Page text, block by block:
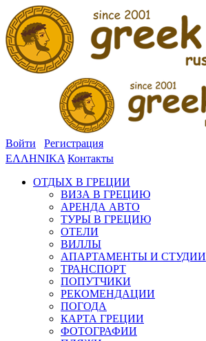
Войти
Регистрация
ΕΛΛΗΝΙΚΑ Контакты
ОТДЫХ В ГРЕЦИИ
ВИЗА В ГРЕЦИЮ
АРЕНДА АВТО
ТУРЫ В ГРЕЦИЮ
ОТЕЛИ
ВИЛЛЫ
АПАРТАМЕНТЫ И СТУДИИ
ТРАНСПОРТ
ПОПУТЧИКИ
РЕКОМЕНДАЦИИ
ПОГОДА
КАРТА ГРЕЦИИ
ФОТОГРАФИИ